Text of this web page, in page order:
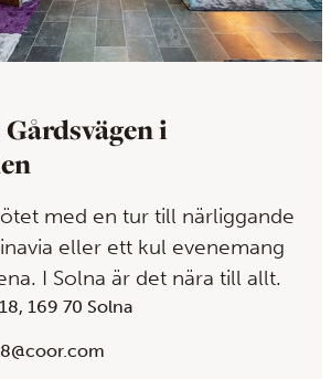
i
med en tur till närliggande
eller ett kul evenemang
I Solna är det nära till allt.
169 70 Solna